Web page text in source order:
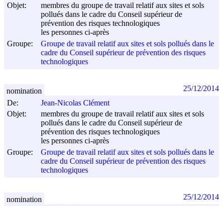
Objet:
membres du groupe de travail relatif aux sites et sols
pollués dans le cadre du Conseil supérieur de
prévention des risques technologiques
les personnes ci-après
Groupe:
Groupe de travail relatif aux sites et sols pollués dans le
cadre du Conseil supérieur de prévention des risques
technologiques
De:
Jean-Nicolas Clément
Objet:
membres du groupe de travail relatif aux sites et sols
pollués dans le cadre du Conseil supérieur de
prévention des risques technologiques
les personnes ci-après
Groupe:
Groupe de travail relatif aux sites et sols pollués dans le
cadre du Conseil supérieur de prévention des risques
technologiques
nomination 25/12/2014
nomination 25/12/2014